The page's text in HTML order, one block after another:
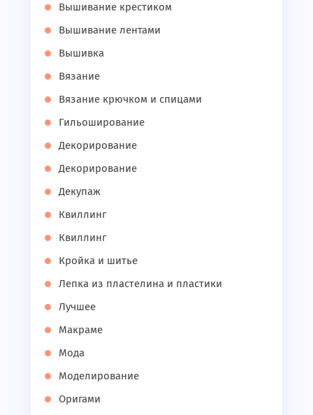
Вышивание крестиком
Вышивание лентами
Вышивка
Вязание
Вязание крючком и спицами
Гильоширование
Декорирование
Декорирование
Декупаж
Квиллинг
Квиллинг
Кройка и шитье
Лепка из пластелина и пластики
Лучшее
Макраме
Мода
Моделирование
Оригами